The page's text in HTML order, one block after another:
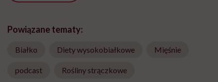
Powiązane tematy:
Białko Diety wysokobiałkowe Mięśnie
podcast Rośliny strączkowe